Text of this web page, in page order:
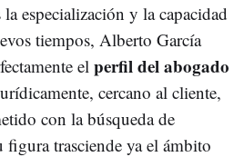
la especialización y la capacidad
tiempos, Alberto García
el perfil del abogado
cercano al cliente,
con la búsqueda de
figura trasciende ya el ámbito